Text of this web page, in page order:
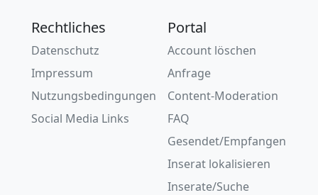
Rechtliches
Datenschutz
Impressum
Nutzungsbedingungen
Social Media Links
Portal
Account löschen
Anfrage
Content-Moderation
FAQ
Gesendet/Empfangen
Inserat lokalisieren
Inserate/Suche